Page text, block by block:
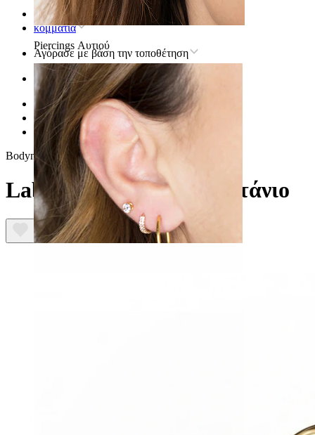
Piercings Αυτιού
Αρχική
κομμάτια
Αγόρασε με βάση την τοποθέτηση
Αυτί
Helix
Σκουλαρίκια piercing helix τιτανίου
Labret ηλιαχτίδα από τιτάνιο
Bodymod Trend
Labret ηλιαχτίδα από τιτάνιο